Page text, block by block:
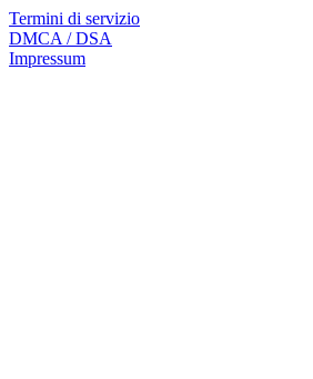
Termini di servizio
DMCA / DSA
Impressum